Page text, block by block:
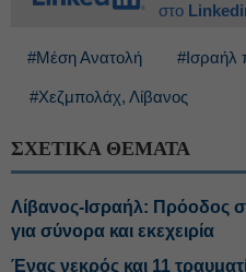
στο
#Μέση Ανατολή #Ισραήλ
#Χεζμπολάχ, Λίβανος
ΣΧΕΤΙΚΑ ΘΕΜΑΤΑ
Λίβανος-Ισραήλ: Πρόοδος
για σύνορα και εκεχειρία
Ένας νεκρός και 11